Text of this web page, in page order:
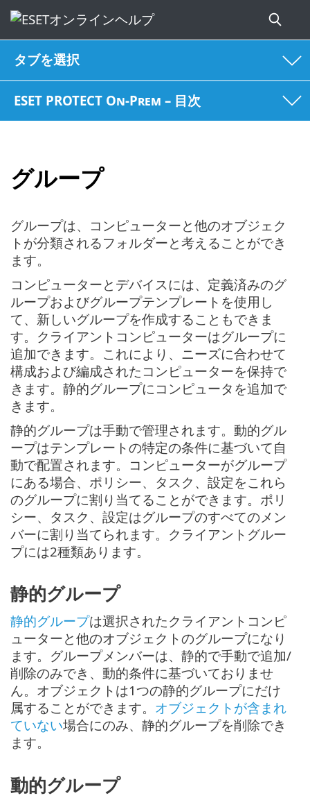
タブを選択
ESET PROTECT On-Prem – 目次
グループ
グループは、コンピューターと他のオブジェク
トが分類されるフォルダーと考えることができ
ます。
コンピューターとデバイスには、定義済みのグ
ループおよびグループテンプレートを使用し
て、新しいグループを作成することもできま
す。クライアントコンピューターはグループに
追加できます。これにより、ニーズに合わせて
構成および編成されたコンピューターを保持で
きます。静的グループにコンピュータを追加で
きます。
静的グループは手動で管理されます。動的グル
ープはテンプレートの特定の条件に基づいて自
動で配置されます。コンピューターがグループ
にある場合、ポリシー、タスク、設定をこれら
のグループに割り当てることができます。ポリ
シー、タスク、設定はグループのすべてのメン
バーに割り当てられます。クライアントグルー
プには2種類あります。
静的グループ
静的グループは選択されたクライアントコンピ
ューターと他のオブジェクトのグループになり
ます。グループメンバーは、静的で手動で追加/
削除のみでき、動的条件に基づいておりませ
ん。オブジェクトは1つの静的グループにだけ
属することができます。 オブジェクトが含まれ
ていない場合にのみ、静的グループを削除でき
ます。
動的グループ